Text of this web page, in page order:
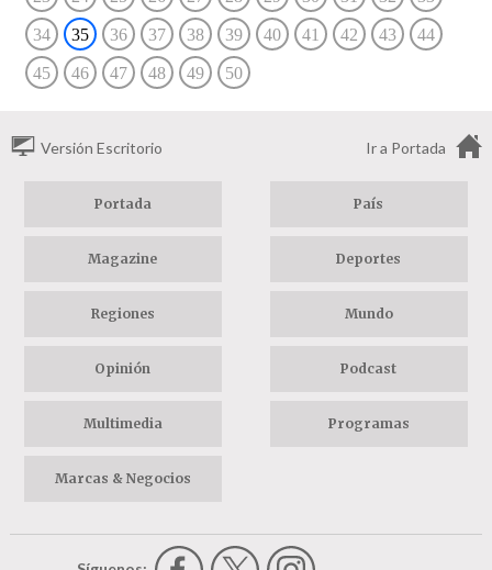
34 35 36 37 38 39 40 41 42 43 44
45 46 47 48 49 50
Versión Escritorio Ir a Portada
Portada País
Magazine Deportes
Regiones Mundo
Opinión Podcast
Multimedia Programas
Marcas & Negocios